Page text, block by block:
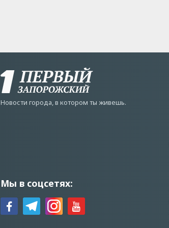
Новости города, в котором ты живешь.
Мы в соцсетях: